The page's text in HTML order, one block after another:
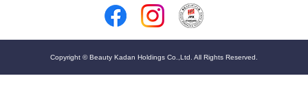
Copyright © Beauty Kadan Holdings Co.,Ltd. All Rights Reserved.